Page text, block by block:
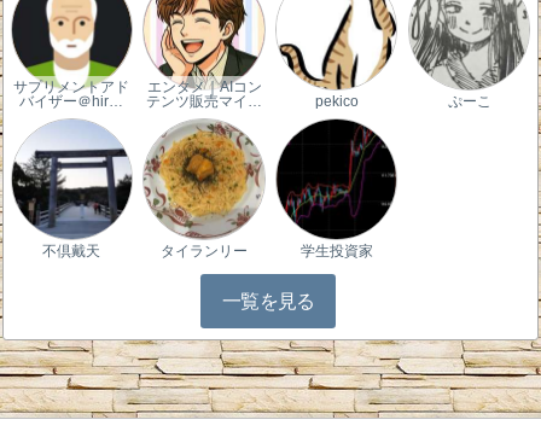
サプリメントアド
バイザー＠hir…
エンタメ｜AIコン
テンツ販売マイ…
pekico ぷーこ
不倶戴天 タイランリー 学生投資家
一覧を見る